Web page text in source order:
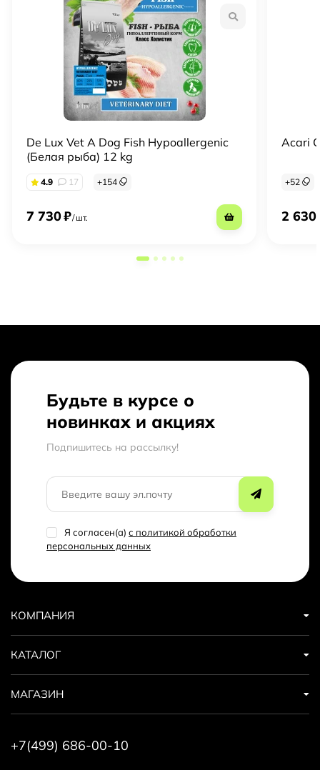
De Lux Vet A Dog Fish Hypoallergenic
(Белая рыба) 12 kg
4.9 17 +154
7 730₽/шт.
Acari
+52
2 630
Будьте в курсе о
новинках и акциях
Подпишитесь на рассылкy!
Я согласен(a) с политикой обработки
персональных данных
КОМПАНИЯ
КАТАЛОГ
МАГАЗИН
+7(499) 686-00-10